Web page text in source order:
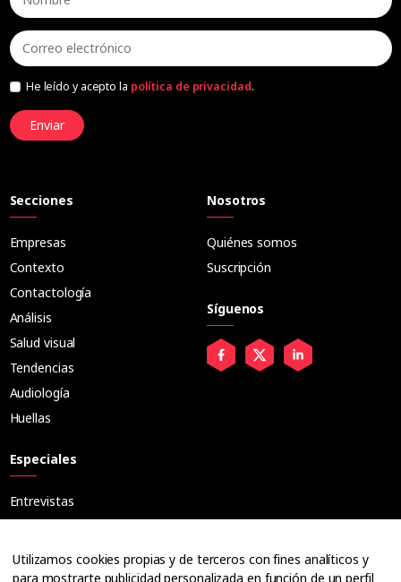
He leído y acepto la política de privacidad.
Enviar
Secciones
Empresas
Contexto
Contactología
Análisis
Salud visual
Tendencias
Audiología
Huellas
Especiales
Entrevistas
Ópticos
Cuadernos
Nosotros
Quiénes somos
Suscripción
Síguenos
Utilizamos cookies propias y de terceros con fines analíticos y
para mostrarte publicidad personalizada en función de un perfil